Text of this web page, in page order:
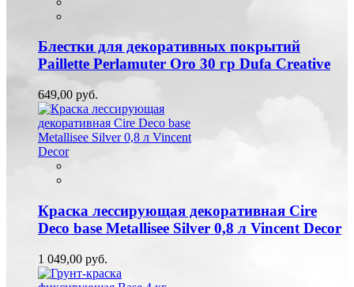
Блестки для декоративных покрытий
Paillette Perlamuter Oro 30 гр Dufa Creative
649,00 руб.
Краска лессирующая декоративная Cire
Deco base Metallisee Silver 0,8 л Vincent Decor
1 049,00 руб.